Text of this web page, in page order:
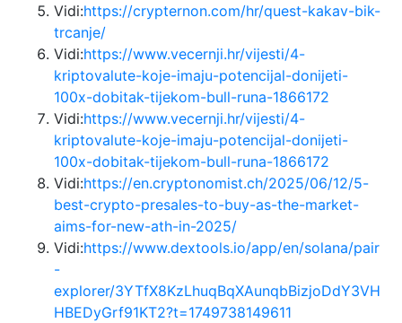
Vidi:https://crypternon.com/hr/quest-kakav-bik-
trcanje/
Vidi:https://www.vecernji.hr/vijesti/4-
kriptovalute-koje-imaju-potencijal-donijeti-
100x-dobitak-tijekom-bull-runa-1866172
Vidi:https://www.vecernji.hr/vijesti/4-
kriptovalute-koje-imaju-potencijal-donijeti-
100x-dobitak-tijekom-bull-runa-1866172
Vidi:https://en.cryptonomist.ch/2025/06/12/5-
best-crypto-presales-to-buy-as-the-market-
aims-for-new-ath-in-2025/
Vidi:https://www.dextools.io/app/en/solana/pair
-
explorer/3YTfX8KzLhuqBqXAunqbBizjoDdY3VH
HBEDyGrf91KT2?t=1749738149611